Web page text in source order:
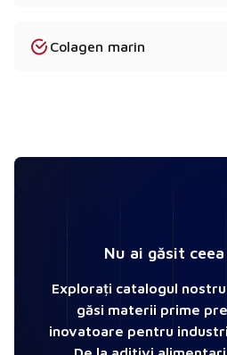
Colagen marin
Nu ai găsit
Explorați catalogul
găsi materii prime
inovatoare pentru